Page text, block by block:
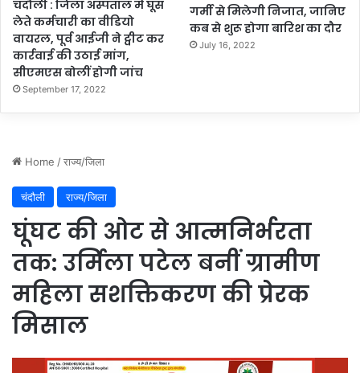
चंदौली : जिला अस्पताल में घूस
लेते कर्मचारी का वीडियो
वायरल, पूर्व आईजी ने ट्वीट कर
कार्रवाई की उठाई मांग,
सीएमएस बोलीं होगी जांच
September 17, 2022
गर्मी से मिलेगी निजात, जानिए
कब से शुरू होगा बारिश का दौर
July 16, 2022